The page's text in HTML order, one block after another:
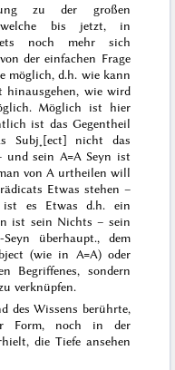
zu der großen
welche bis jetzt, in
noch mehr sich
der einfachen Frage
möglich, d.h. wie kann
hinausgehen, wie wird
. Möglich ist hier
ist das Gegentheil
Subj˖[ect] nicht das
und sein A=A Seyn ist
von A urtheilen will
Etwas stehen –
es Etwas d.h. ein
ist sein Nichts – sein
überhaupt., dem
(wie in A=A) oder
Begriffenes, sondern
verknüpfen.
desWissens berührte,
Form, noch in der
die Tiefe ansehen